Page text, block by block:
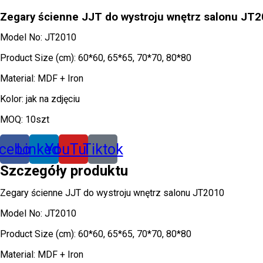
Zegary ścienne JJT do wystroju wnętrz salonu
Model No: JT2010
Product Size (cm): 60*60, 65*65, 70*70, 80*80
Material: MDF + Iron
Kolor: jak na zdjęciu
MOQ: 10szt
LinkedinYouTubeTiktok
Szczegóły produktu
Zegary ścienne JJT do wystroju wnętrz salonu JT2010
Model No: JT2010
Product Size (cm): 60*60, 65*65, 70*70, 80*80
Material: MDF + Iron